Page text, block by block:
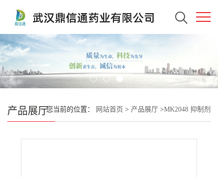
产品展厅您当前的位置： 网站首页 > 产品展厅 >MK2048 抑制剂